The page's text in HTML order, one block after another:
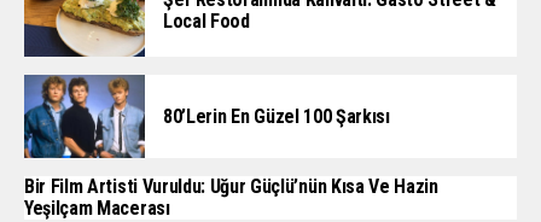
Local Food
80’lerin En Güzel 100 Şarkısı
Bir Film Artisti Vuruldu: Uğur Güçlü’nün Kısa Ve Hazin
Yeşilçam Macerası